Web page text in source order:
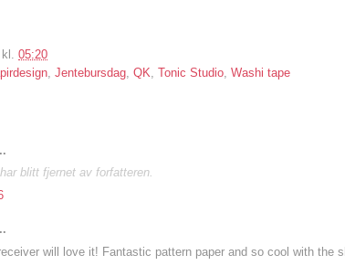
kl. 05:20
Jentebursdag QK Tonic Studio Washi tape
blitt fjernet av forfatteren.
will love it! Fantastic pattern paper and so cool with the